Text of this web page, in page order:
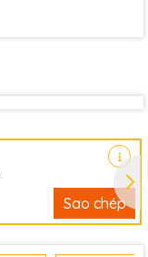
Sao chép